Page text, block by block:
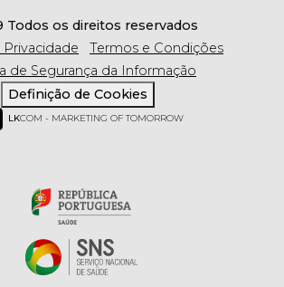
Todos os direitos reservados
Termos e Condições
de Segurança da Informação
Definição de Cookies
LKCOM - MARKETING OF TOMORROW